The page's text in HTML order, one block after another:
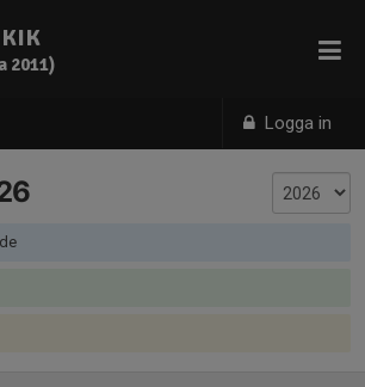
Logga in
2011)